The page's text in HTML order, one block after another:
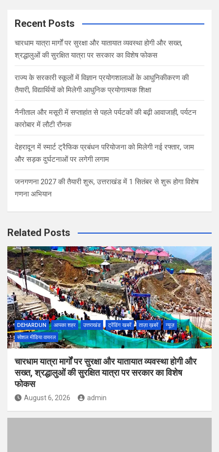
c
Recent Posts
चारधाम यात्रा मार्गों पर सुरक्षा और यातायात व्यवस्था होगी और सख्त,
श्रद्धालुओं की सुरक्षित यात्रा पर सरकार का विशेष फोकस
राज्य के सरकारी स्कूलों में विज्ञान प्रयोगशालाओं के आधुनिकीकरण की
तैयारी, विद्यार्थियों को मिलेगी आधुनिक प्रयोगात्मक शिक्षा
नैनीताल और मसूरी में सप्ताहांत से पहले पर्यटकों की बढ़ी आवाजाही, पर्यटन
कारोबार में लौटी रौनक
देहरादून में स्मार्ट ट्रैफिक प्रबंधन परियोजना को मिलेगी नई रफ्तार, जाम
और सड़क दुर्घटनाओं पर लगेगी लगाम
जनगणना 2027 की तैयारी शुरू, उत्तराखंड में 1 सितंबर से शुरू होगा विशेष
गणना अभियान
Related Posts
DEHARDUN आपका शहर उत्तराखंड ट्रेंडिंग खबरें ताज़ा ख़बरें
न्यूज़
सोशल मीडिया वायरल
चारधाम यात्रा मार्गों पर सुरक्षा और यातायात व्यवस्था होगी और
सख्त, श्रद्धालुओं की सुरक्षित यात्रा पर सरकार का विशेष
फोकस
August 6, 2026 admin